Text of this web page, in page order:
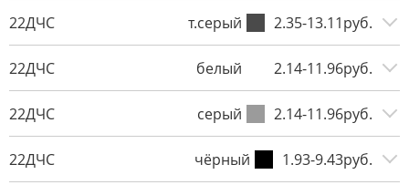
22ДЧС т.серый 2.35-13.11руб.
22ДЧС белый 2.14-11.96руб.
22ДЧС серый 2.14-11.96руб.
22ДЧС чёрный 1.93-9.43руб.